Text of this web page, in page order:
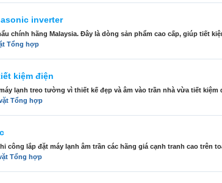
inverter
chính hãng Malaysia. Đây là dòng sản phẩm cao cấp, giúp tiết
Tổng hợp
kiệm điện
lạnh treo tường vì thiết kế đẹp và âm vào trần nhà vừa tiết kiệm
Tổng hợp
công lắp đặt máy lạnh âm trần các hãng giá cạnh tranh cao trên
Tổng hợp